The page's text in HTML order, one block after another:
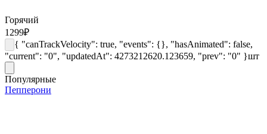
Горячий
1299₽
{ "canTrackVelocity": true, "events": {}, "hasAnimated": false,
"current": "0", "updatedAt": 4273212620.123659, "prev": "0" }шт
Популярные
Пепперони